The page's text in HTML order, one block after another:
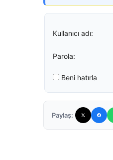
Kullanıcı adı:
Parola:
Beni hatırla
Paylaş: